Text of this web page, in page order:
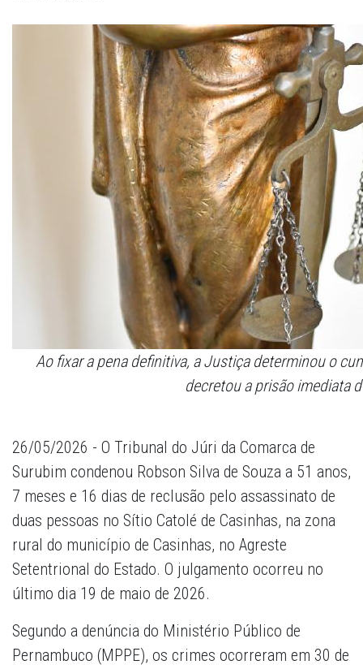
Ao fixar a pena definitiva, a Justiça determinou o
decretou a prisão imediata
26/05/2026 - O Tribunal do Júri da Comarca de
Surubim condenou Robson Silva de Souza a 51 anos,
7 meses e 16 dias de reclusão pelo assassinato de
duas pessoas no Sítio Catolé de Casinhas, na zona
rural do município de Casinhas, no Agreste
Setentrional do Estado. O julgamento ocorreu no
último dia 19 de maio de 2026.
Segundo a denúncia do Ministério Público de
Pernambuco (MPPE), os crimes ocorreram em 30 de